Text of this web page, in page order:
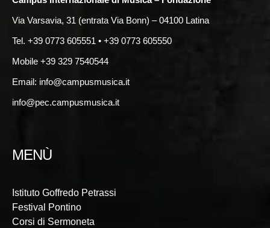
Via Varsavia, 31 (entrata Via Bonn) – 04100 Latina
Tel. +39 0773 605551 • +39 0773 605550
Mobile +39 329 7540544
Email: info@campusmusica.it
info@pec.campusmusica.it
MENÙ
Istituto Goffredo Petrassi
Festival Pontino
Corsi di Sermoneta